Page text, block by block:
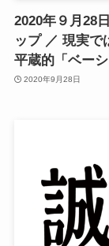
2020年９月28
ップ ／ 現実で
平蔵的「ベー
2020年9月28日